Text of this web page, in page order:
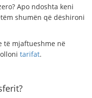
Apo ndoshta keni
shumën që dëshironi
të mjaftueshme në
tarifat.